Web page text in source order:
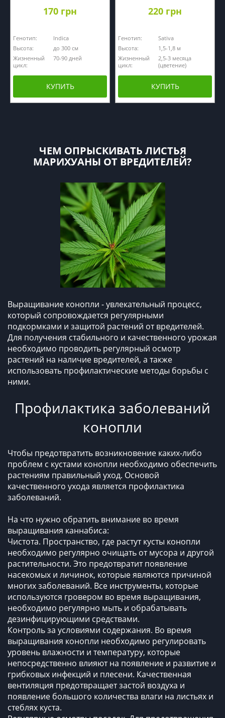
170 грн
Генотип:
Indica
Высота:
до 300 см
Жизненный
цикл:
70-90 дней
КУПИТЬ
220 грн
Генотип:
Sativa
Высота:
1,5-1,8 м
Жизненный
цикл:
2,5-3 месяца
(цветение)
КУПИТЬ
ЧЕМ ОПРЫСКИВАТЬ ЛИСТЬЯ
МАРИХУАНЫ ОТ ВРЕДИТЕЛЕЙ?
Выращивание конопли - увлекательный процесс,
который сопровождается регулярными
подкормками и защитой растений от вредителей.
Для получения стабильного и качественного урожая
необходимо проводить регулярный осмотр
растений на наличие вредителей, а также
использовать профилактические методы борьбы с
ними.
Профилактика заболеваний
конопли
Чтобы предотвратить возникновение каких-либо
проблем с кустами конопли необходимо обеспечить
растениям правильный уход. Основой
качественного ухода является профилактика
заболеваний.
На что нужно обратить внимание во время
выращивания каннабиса:
Чистота. Пространство, где растут кусты конопли
необходимо регулярно очищать от мусора и другой
растительности. Это предотвратит появление
насекомых и личинок, которые являются причиной
многих заболеваний. Все инструменты, которые
используются гровером во время выращивания,
необходимо регулярно мыть и обрабатывать
дезинфицирующими средствами.
Контроль за условиями содержания. Во время
выращивания конопли необходимо регулировать
уровень влажности и температуру, которые
непосредственно влияют на появление и развитие и
грибковых инфекций и плесени. Качественная
вентиляция предотвращает застой воздуха и
появление большого количества влаги на листьях и
стеблях куста.